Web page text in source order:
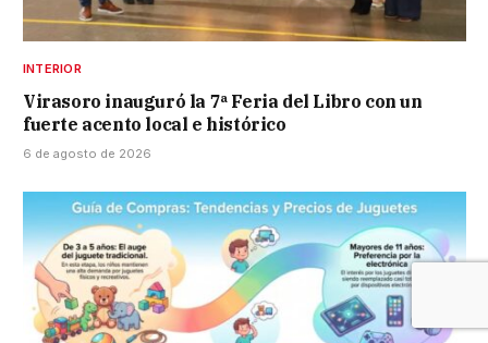
INTERIOR
Virasoro inauguró la 7ª Feria del Libro con un
fuerte acento local e histórico
6 de agosto de 2026